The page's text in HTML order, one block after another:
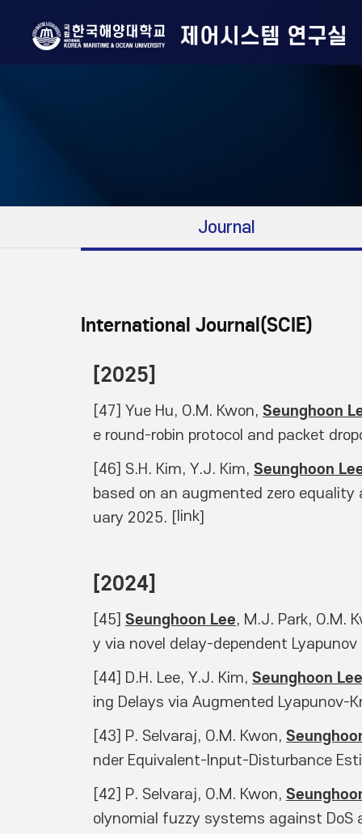
제어시스템 연구실
Journal
International Journal(SCIE)
[2025]
[47] Yue Hu, O.M. Kwon, Seunghoon
e round-robin protocol and packet
[46] S.H. Kim, Y.J. Kim, Seunghoon
based on an augmented zero
uary 2025. [
link
[2024]
[45] Seunghoon Lee, M.J. Park,
y via novel delay-dependent
[44] D.H. Lee, Y.J. Kim, Seunghoon Lee
ing Delays via Augmented
[43] P. Selvaraj, O.M. Kwon,
nder Equivalent-Input-Disturbance
[42] P. Selvaraj, O.M. Kwon,
olynomial fuzzy systems against DoS